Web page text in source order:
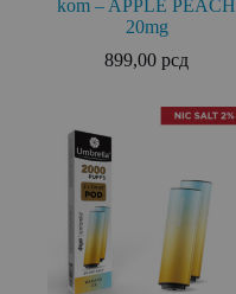
kom – APPLE PEACH
20mg
899,00рсд